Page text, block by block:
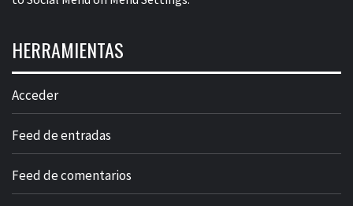
HERRAMIENTAS
Acceder
Feed de entradas
Feed de comentarios